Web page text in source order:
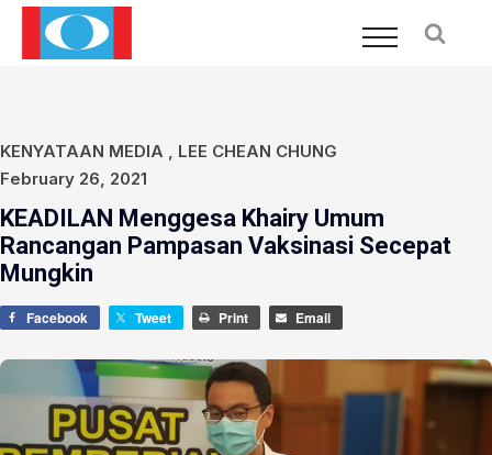
KENYATAAN MEDIA , LEE CHEAN CHUNG
February 26, 2021
KEADILAN Menggesa Khairy Umum
Rancangan Pampasan Vaksinasi Secepat
Mungkin
Facebook Tweet Print Email